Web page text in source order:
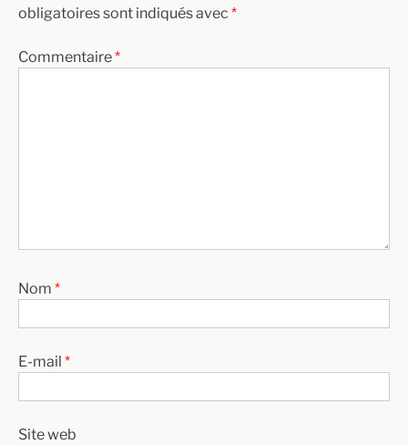
obligatoires sont indiqués avec *
Commentaire*
Nom *
E-mail *
Site web